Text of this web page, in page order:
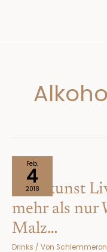
Feb.
4
2018
Braukunst
mehr als nur
Malz…
Drinks / Von
Braukunst
2018!
ist
mehr